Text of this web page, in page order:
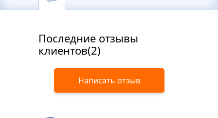
Последние отзывы
клиентов(2)
Написать отзыв